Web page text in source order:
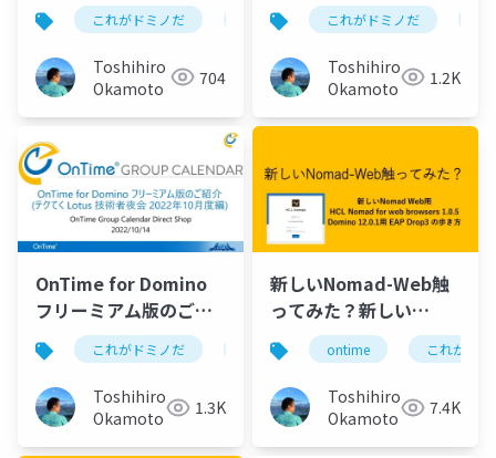
Jam 2023/02/15
2023年2⽉15⽇にHCL
ジャパン本社で開催さ
れていた「Domino
Next-Gen Jam
Tokyo」でOnTime for
Domino フリーミアム
版を紹介させていただ
きました。今回は主に
製品版との機能比較及
び HCL NotesやHCL
Verse標準のカレンダ
ーとの画面比較などの
内容もご紹介していま
これがドミノだ ontime hcl domino
Toshihiro
Okamoto
704
Freemium(フリーミア
ム版) は有効なDomino
CCBライセンスをお持
ちなら追加費用無しで
利用できるという説明
これがドミノだ
Toshihiro
Okamoto
1.2K
OnTime for Domino
フリーミアム版のご紹
介 (テクてく Lotus 技
術者夜会 2022年10月度
編)
これがドミノだ ontime hcl domino
Toshihiro
Okamoto
1.3K
新しいNomad-Web触
ってみた？新しい
Nomad Web用 HCL
Nomad for web
browsers 1.0.5
Domino 12.0.1用 EAP
Drop3 の歩き方
ontime これがド
Toshihiro
Okamoto
7.4K